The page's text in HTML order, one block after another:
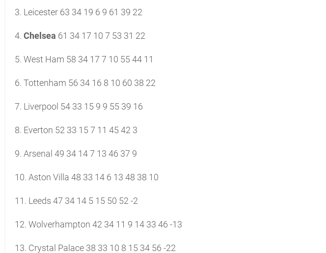
3. Leicester 63 34 19 6 9 61 39 22
4. Chelsea 61 34 17 10 7 53 31 22
5. West Ham 58 34 17 7 10 55 44 11
6. Tottenham 56 34 16 8 10 60 38 22
7. Liverpool 54 33 15 9 9 55 39 16
8. Everton 52 33 15 7 11 45 42 3
9. Arsenal 49 34 14 7 13 46 37 9
10. Aston Villa 48 33 14 6 13 48 38 10
11. Leeds 47 34 14 5 15 50 52 -2
12. Wolverhampton 42 34 11 9 14 33 46 -13
13. Crystal Palace 38 33 10 8 15 34 56 -22